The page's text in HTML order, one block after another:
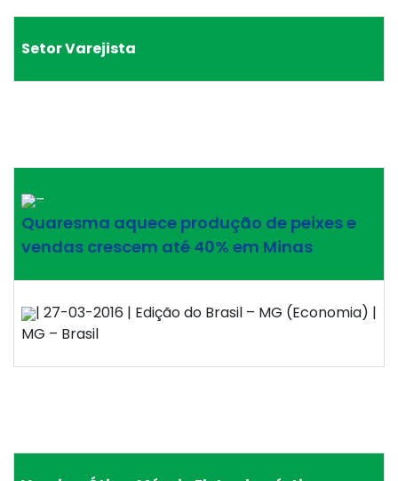
Setor Varejista
–
Quaresma aquece produção de peixes e
vendas crescem até 40% em Minas
| 27-03-2016 | Edição do Brasil – MG (Economia) |
MG – Brasil